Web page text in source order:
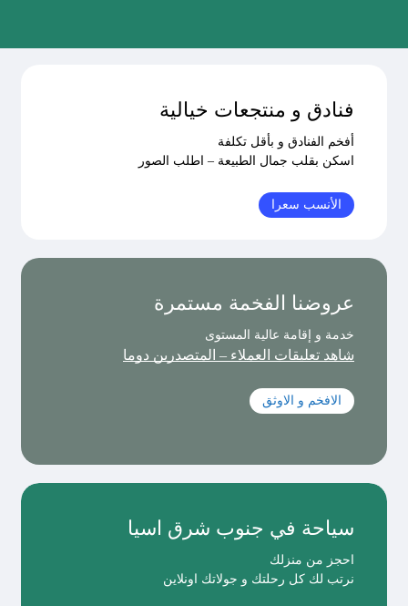
فنادق و منتجعات خيالية
أفخم الفنادق و بأقل تكلفة
اسكن بقلب جمال الطبيعة – اطلب الصور
الأنسب سعرا
عروضنا الفخمة مستمرة
خدمة و إقامة عالية المستوى
شاهد تعليقات العملاء – المتصدرين دوما
الافخم و الاوثق
سياحة في جنوب شرق اسيا
احجز من منزلك
نرتب لك كل رحلتك و جولاتك اونلاين